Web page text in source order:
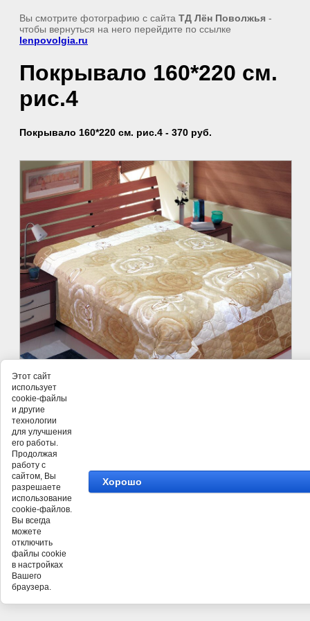
Вы смотрите фотографию с сайта ТД Лён Поволжья -
чтобы вернуться на него перейдите по ссылке
lenpovolgia.ru
Покрывало 160*220 см.
рис.4
Покрывало 160*220 см. рис.4 - 370 руб.
©ТД Лён Поволжья
Этот сайт
использует
cookie-файлы
и другие
технологии
для улучшения
его работы.
Продолжая
работу с
сайтом, Вы
разрешаете
использование
cookie-файлов.
Вы всегда
можете
отключить
файлы cookie
в настройках
Вашего
браузера.
Хорошо